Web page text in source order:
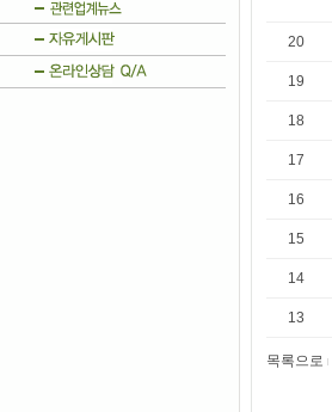
20
19
18
17
16
15
14
13
목록으로